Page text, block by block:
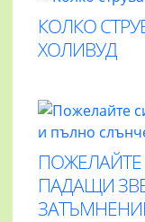
КОЛКО
ХОЛИВУД
ПАДАЩИ